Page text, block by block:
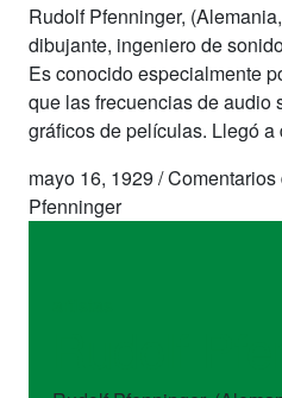
Rudolf Pfenninger,
dibujante, ingeniero de
Es conocido especialmente
que las frecuencias de audio
gráficos de películas. Llegó
mayo 16, 1929 /
Pfenninger